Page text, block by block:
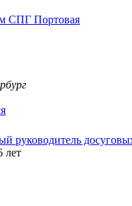
СПГ Портовая
руководитель
лет